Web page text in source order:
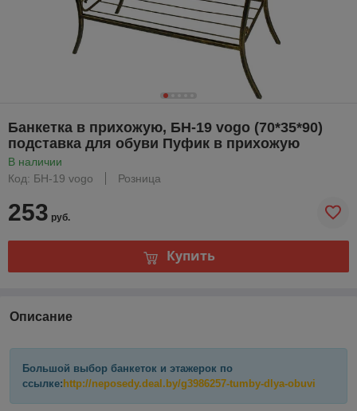
Банкетка в прихожую, БН-19 vogo (70*35*90)
подставка для обуви Пуфик в прихожую
В наличии
Код: БН-19 vogo
Розница
253 руб.
Купить
Описание
Большой выбор банкеток и этажерок по
ссылке: http://neposedy.deal.by/g3986257-tumby-dlya-obuvi